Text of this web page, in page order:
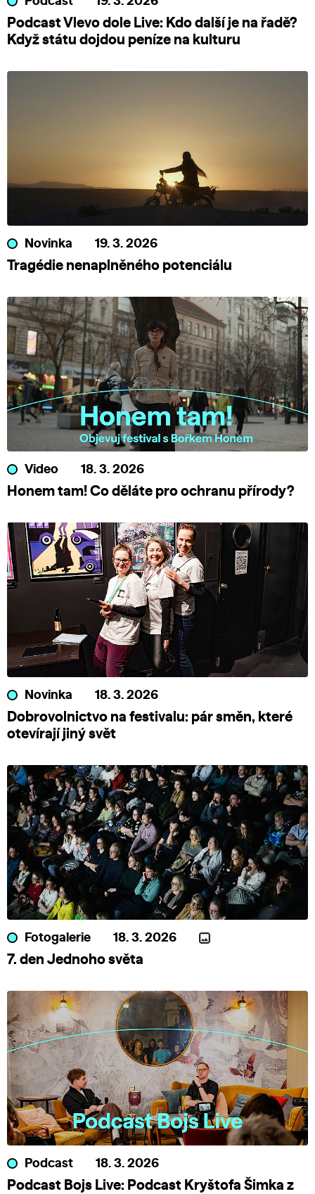
Podcast Vlevo dole Live: Kdo další je na řadě?
Když státu dojdou peníze na kulturu
Novinka 19. 3. 2026
Tragédie nenaplněného potenciálu
Video 18. 3. 2026
Honem tam! Co děláte pro ochranu přírody?
Novinka 18. 3. 2026
Dobrovolnictvo na festivalu: pár směn, které
otevírají jiný svět
Fotogalerie 18. 3. 2026
7. den Jednoho světa
Podcast 18. 3. 2026
Podcast Bojs Live: Podcast Kryštofa Šimka z